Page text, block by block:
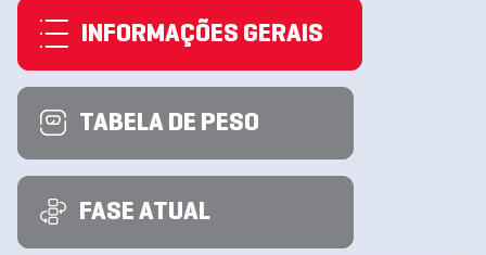
INFORMAÇÕES GERAIS
TABELA DE PESO
FASE ATUAL